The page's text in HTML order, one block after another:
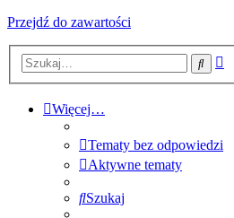
Przejdź do zawartości
Szukaj
Więcej…
Tematy bez odpowiedzi
Aktywne tematy
Szukaj